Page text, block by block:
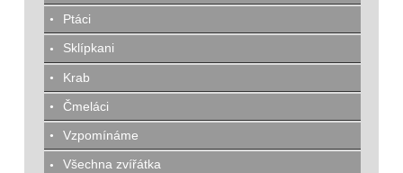
Ptáci
Sklípkani
Krab
Čmeláci
Vzpomínáme
Všechna zvířátka